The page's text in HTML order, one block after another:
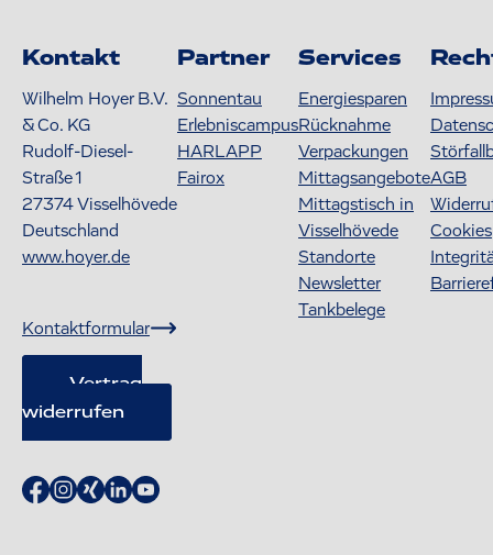
Kontakt
Wilhelm Hoyer B.V.
& Co. KG
Rudolf-Diesel-
Straße 1
27374Visselhövede
Deutschland
www.hoyer.de
Kontaktformular
Vertrag
widerrufen
Partner
Sonnentau
Erlebniscampus
HARLAPP
Fairox
Services
Energiesparen
Rücknahme
Verpackungen
Mittagsangebote
Mittagstisch in
Visselhövede
Standorte
Newsletter
Tankbelege
AGB
Cookies